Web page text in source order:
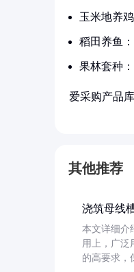
玉米地养
稻田养鱼
果林套种
爱采购产品
其他推荐
浇筑母线
本文详细介
用上，广泛
的高要求，